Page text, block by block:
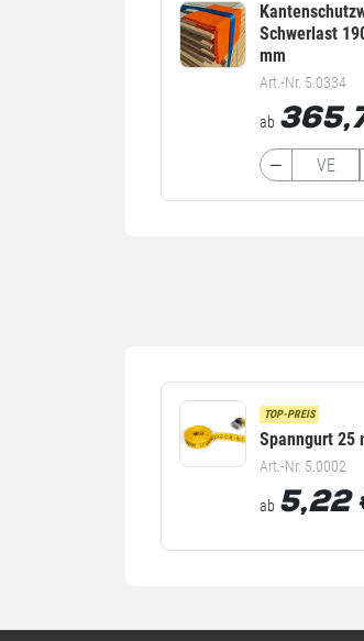
Schwerlast
mm
Art.-Nr. 5.0334
ab
TOP-PREIS
Spanngurt 25
Art.-Nr. 5.0002
ab 5,22